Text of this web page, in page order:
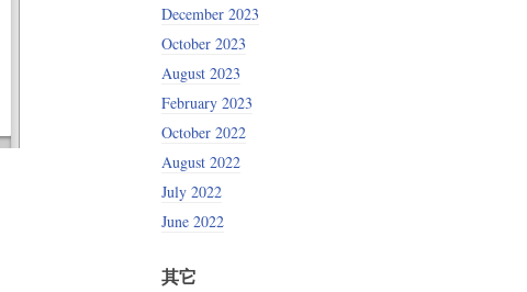
December 2023
October 2023
August 2023
February 2023
October 2022
August 2022
July 2022
June 2022
其它